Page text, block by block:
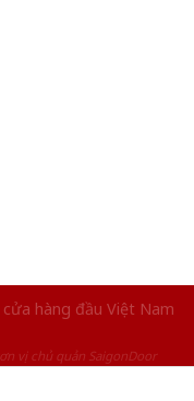
hàng đầu Việt Nam
vị chủ quản SaigonDoor